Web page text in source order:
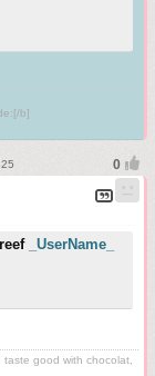
b]
_UserName_
good with chocolat,